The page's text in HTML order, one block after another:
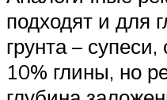
подходят и для
грунта –
10% глины, но